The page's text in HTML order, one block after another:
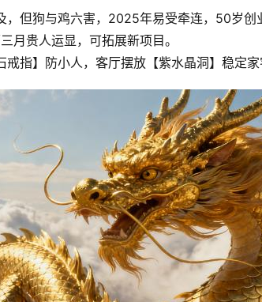
，但狗与鸡六害，2025年易受牵连，50岁创
月贵人运显，可拓展新项目。
戒指】防小人，客厅摆放【紫水晶洞】稳定